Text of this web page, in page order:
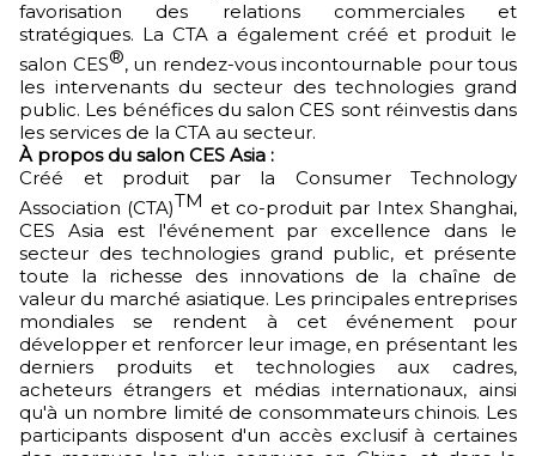
favorisation des relations commerciales et
stratégiques. La CTA a également créé et produit le
salon CES®, un rendez-vous incontournable pour tous
les intervenants du secteur des technologies grand
public. Les bénéfices du salon CES sont réinvestis dans
les services de la CTA au secteur.
À propos du salon CES Asia :
Créé et produit par la Consumer Technology
Association (CTA)TM et co-produit par Intex Shanghai,
CES Asia est l'événement par excellence dans le
secteur des technologies grand public, et présente
toute la richesse des innovations de la chaîne de
valeur du marché asiatique. Les principales entreprises
mondiales se rendent à cet événement pour
développer et renforcer leur image, en présentant les
derniers produits et technologies aux cadres,
acheteurs étrangers et médias internationaux, ainsi
qu'à un nombre limité de consommateurs chinois. Les
participants disposent d'un accès exclusif à certaines